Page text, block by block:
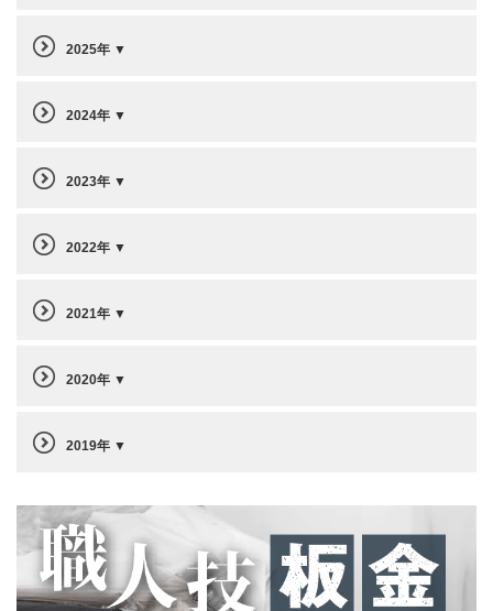
2025年
2024年
2023年
2022年
2021年
2020年
2019年